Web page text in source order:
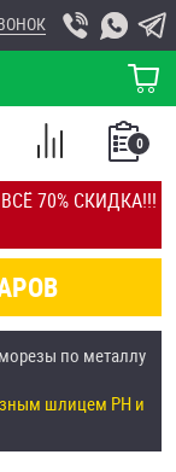
70% СКИДКА!!!
КОРЗИНА
0
СПИСОК
СРАВНЕНИЕ
по металлу
шлицем PH и